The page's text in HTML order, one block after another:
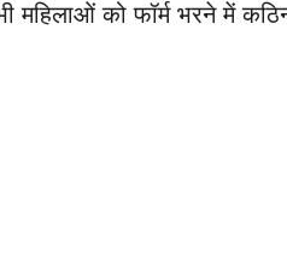
को फॉर्म भरने में